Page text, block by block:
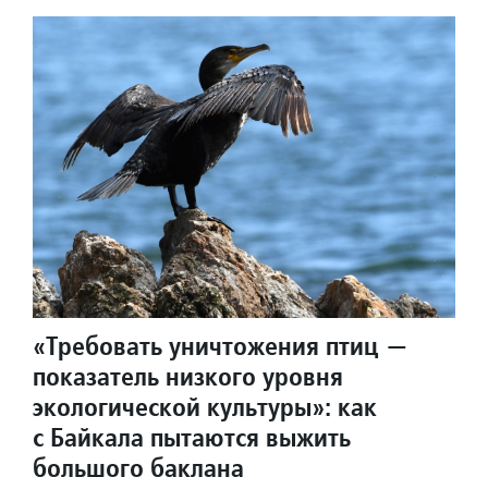
«Требовать уничтожения птиц —
показатель низкого уровня
экологической культуры»: как
с Байкала пытаются выжить
большого баклана